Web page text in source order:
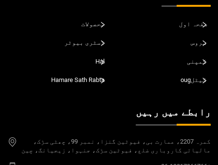
صفحہ اول محصولات
سروس ڈسٹری بیوٹر
کمپنی
کیٹلoug
رابطے میں رہیں
کمرہ 2207، عمارت بی، فیوٹین گنزا، نمبر 99، چھٹی سڑک،
مالیاتی کاروباری ضلع، فیوٹین سڑک، جنہوا، زیجیانگ، چین